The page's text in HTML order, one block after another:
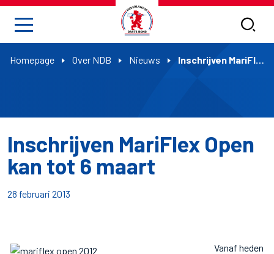
Homepage Over NDB Nieuws Inschrijven MariFlex Open kan tot 6 maart
Inschrijven MariFlex Open
kan tot 6 maart
28 februari 2013
Vanaf heden